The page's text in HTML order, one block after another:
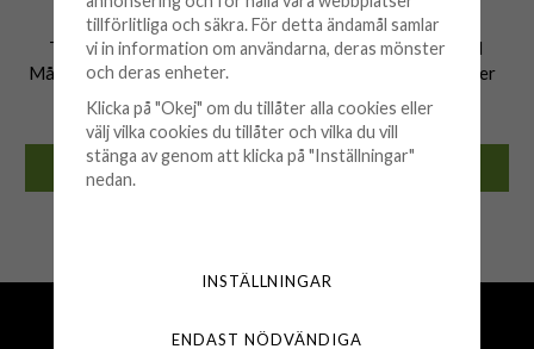
THE BOTILDA
The Botilda - Örhängen
Månadssten M Januari Silver
349 kr
KÖP
THE BOTILDA
The Botilda - Halsband
Månadssten Januari Silver
499 kr
KÖP
Snabba leveranser (1-3 vardagar)
tillförlitliga och säkra. För detta ändamål samlar
vi in information om användarna, deras mönster
och deras enheter.
Klicka på "Okej" om du tillåter alla cookies eller
välj vilka cookies du tillåter och vilka du vill
stänga av genom att klicka på "Inställningar"
nedan.
INSTÄLLNINGAR
ENDAST NÖDVÄNDIGA